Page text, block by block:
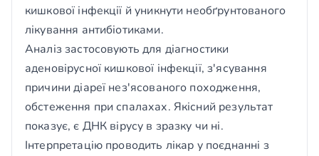
кишкової інфекції й уникнути необґрунтованого
лікування антибіотиками.
Аналіз застосовують для діагностики
аденовірусної кишкової інфекції, з'ясування
причини діареї нез'ясованого походження,
обстеження при спалахах. Якісний результат
показує, є ДНК вірусу в зразку чи ні.
Інтерпретацію проводить лікар у поєднанні з